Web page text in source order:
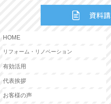
HOME
リフォーム・リノベーション
有効活用
代表挨拶
お客様の声